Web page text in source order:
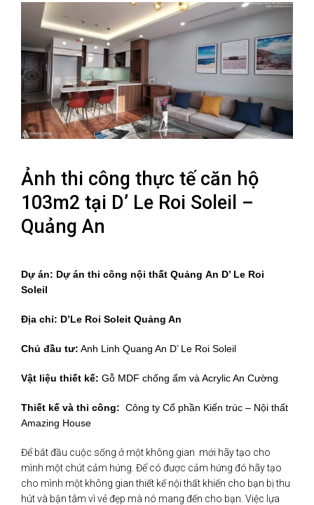
Ảnh thi công thực tế căn hộ
103m2 tại D’ Le Roi Soleil –
Quảng An
Dự án: Dự án thi công nội thất Quảng An D’ Le Roi
Soleil
Địa chỉ: D’Le Roi Soleit Quảng An
Chủ đầu tư: Anh Linh Quang An D’ Le Roi Soleil
Vật liệu thiết kế: Gỗ MDF chống ẩm và Acrylic An Cường
Thiết kế và thi công: Công ty Cổ phần Kiến trúc – Nội thất
Amazing House
Để bắt đầu cuộc sống ở một không gian mới hãy tạo cho
mình một chút cảm hứng. Để có được cảm hứng đó hãy tạo
cho mình một không gian thiết kế nội thất khiến cho bạn bị thu
hút và bận tâm vì vẻ đẹp mà nó mang đến cho bạn. Việc lựa